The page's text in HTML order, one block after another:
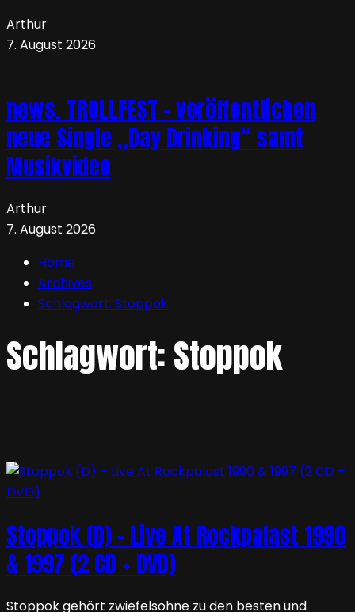
Arthur
7. August 2026
news. TROLLFEST – veröffentlichen
neue Single „Day Drinking“ samt
Musikvideo
Arthur
7. August 2026
Home
Archives
Schlagwort: Stoppok
Schlagwort:Stoppok
Stoppok (D) – Live At Rockpalast 1990
& 1997 (2 CD + DVD)
Stoppok gehört zwiefelsohne zu den besten und